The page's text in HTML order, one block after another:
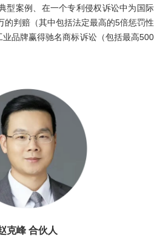
型案例、在一个专利侵权诉讼中为国际
的判赔（其中包括法定最高的5倍惩罚性
品牌赢得驰名商标诉讼（包括最高500
克峰 合伙人